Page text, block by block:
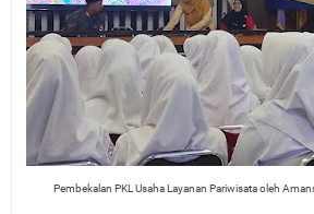
Pembekalan PKL Usaha Layanan Pariwisata oleh